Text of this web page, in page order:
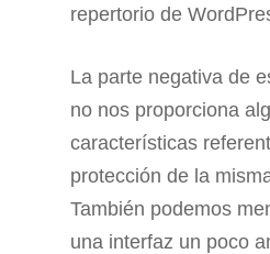
repertorio de
La parte negativa de
no nos proporciona
características
protección de la
También podemos
una interfaz un poco